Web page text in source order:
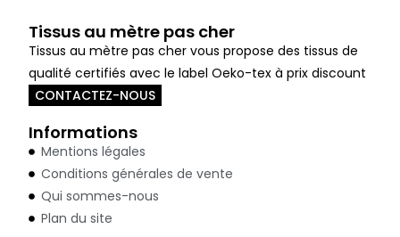
Tissus au mètre pas cher
Tissus au mètre pas cher vous propose des tissus de
qualité certifiés avec le label Oeko-tex à prix discount
CONTACTEZ-NOUS
Informations
Mentions légales
Conditions générales de vente
Qui sommes-nous
Plan du site